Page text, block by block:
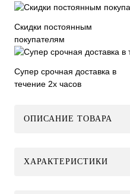
Скидки постоянным
покупателям
Супер срочная доставка в
течение 2х часов
ОПИСАНИЕ ТОВАРА
ХАРАКТЕРИСТИКИ